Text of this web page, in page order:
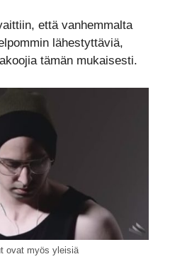
että vanhemmalta
lähestyttäviä,
tämän mukaisesti.
ovat myös yleisiä